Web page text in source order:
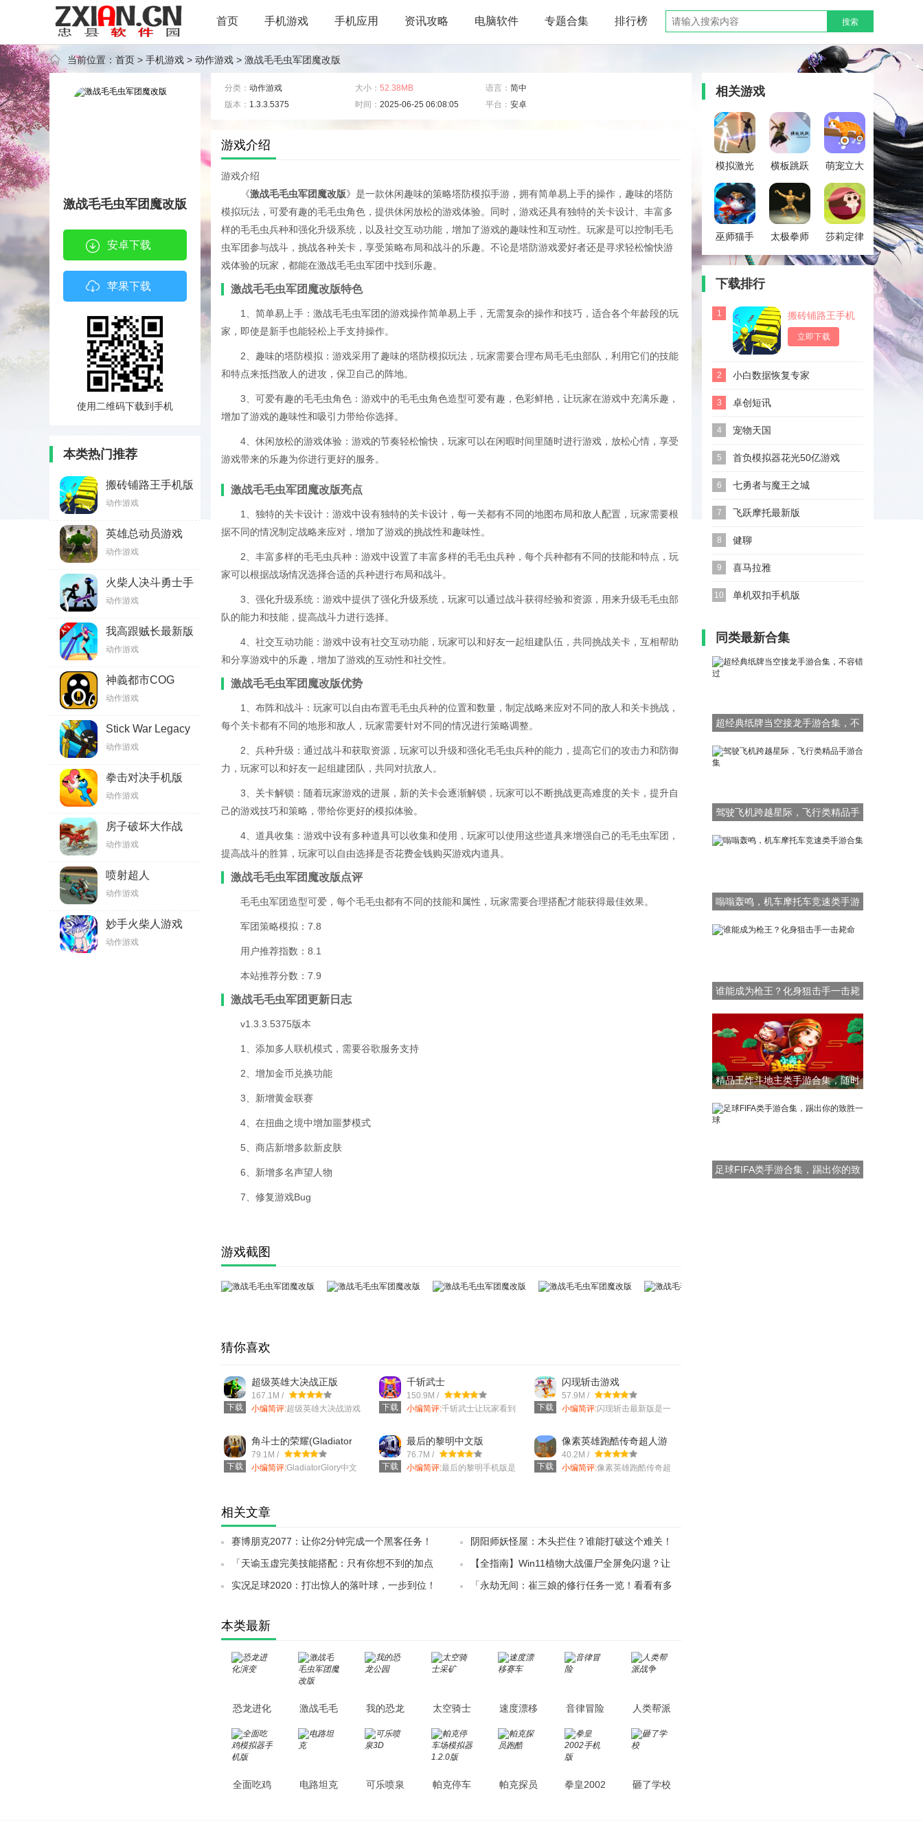
首页 手机游戏 手机应用 资讯攻略 电脑软件 专题合集 排行榜 搜索
当前位置： 首页 > 手机游戏 > 动作游戏 > 激战毛毛虫军团魔改版
激战毛毛虫军团魔改版
安卓下载
苹果下载
使用二维码下载到手机
本类热门推荐
搬砖铺路王手机版
动作游戏
英雄总动员游戏
动作游戏
火柴人决斗勇士手
游正版
动作游戏
我高跟贼长最新版
动作游戏
神義都市COG
动作游戏
Stick War Legacy
魔改版
动作游戏
拳击对决手机版
动作游戏
房子破坏大作战
动作游戏
喷射超人
动作游戏
妙手火柴人游戏
动作游戏
分类： 动作游戏 大小： 52.38MB 语言： 简中
版本： 1.3.3.5375 时间： 2025-06-25 06:08:05 平台： 安卓
游戏介绍
游戏介绍
《激战毛毛虫军团魔改版》是一款休闲趣味的策略塔防模拟手游，拥有简单易上手的操作，趣味的塔防
模拟玩法，可爱有趣的毛毛虫角色，提供休闲放松的游戏体验。同时，游戏还具有独特的关卡设计、丰富多
样的毛毛虫兵种和强化升级系统，以及社交互动功能，增加了游戏的趣味性和互动性。玩家是可以控制毛毛
虫军团参与战斗，挑战各种关卡，享受策略布局和战斗的乐趣。不论是塔防游戏爱好者还是寻求轻松愉快游
戏体验的玩家，都能在激战毛毛虫军团中找到乐趣。
激战毛毛虫军团魔改版特色
1、简单易上手：激战毛毛虫军团的游戏操作简单易上手，无需复杂的操作和技巧，适合各个年龄段的玩
家，即使是新手也能轻松上手支持操作。
2、趣味的塔防模拟：游戏采用了趣味的塔防模拟玩法，玩家需要合理布局毛毛虫部队，利用它们的技能
和特点来抵挡敌人的进攻，保卫自己的阵地。
3、可爱有趣的毛毛虫角色：游戏中的毛毛虫角色造型可爱有趣，色彩鲜艳，让玩家在游戏中充满乐趣，
增加了游戏的趣味性和吸引力带给你选择。
4、休闲放松的游戏体验：游戏的节奏轻松愉快，玩家可以在闲暇时间里随时进行游戏，放松心情，享受
游戏带来的乐趣为你进行更好的服务。
激战毛毛虫军团魔改版亮点
1、独特的关卡设计：游戏中设有独特的关卡设计，每一关都有不同的地图布局和敌人配置，玩家需要根
据不同的情况制定战略来应对，增加了游戏的挑战性和趣味性。
2、丰富多样的毛毛虫兵种：游戏中设置了丰富多样的毛毛虫兵种，每个兵种都有不同的技能和特点，玩
家可以根据战场情况选择合适的兵种进行布局和战斗。
3、强化升级系统：游戏中提供了强化升级系统，玩家可以通过战斗获得经验和资源，用来升级毛毛虫部
队的能力和技能，提高战斗力进行选择。
4、社交互动功能：游戏中设有社交互动功能，玩家可以和好友一起组建队伍，共同挑战关卡，互相帮助
和分享游戏中的乐趣，增加了游戏的互动性和社交性。
激战毛毛虫军团魔改版优势
1、布阵和战斗：玩家可以自由布置毛毛虫兵种的位置和数量，制定战略来应对不同的敌人和关卡挑战，
每个关卡都有不同的地形和敌人，玩家需要针对不同的情况进行策略调整。
2、兵种升级：通过战斗和获取资源，玩家可以升级和强化毛毛虫兵种的能力，提高它们的攻击力和防御
力，玩家可以和好友一起组建团队，共同对抗敌人。
3、关卡解锁：随着玩家游戏的进展，新的关卡会逐渐解锁，玩家可以不断挑战更高难度的关卡，提升自
己的游戏技巧和策略，带给你更好的模拟体验。
4、道具收集：游戏中设有多种道具可以收集和使用，玩家可以使用这些道具来增强自己的毛毛虫军团，
提高战斗的胜算，玩家可以自由选择是否花费金钱购买游戏内道具。
激战毛毛虫军团魔改版点评
毛毛虫军团造型可爱，每个毛毛虫都有不同的技能和属性，玩家需要合理搭配才能获得最佳效果。
军团策略模拟：7.8
用户推荐指数：8.1
本站推荐分数：7.9
激战毛毛虫军团更新日志
v1.3.3.5375版本
1、添加多人联机模式，需要谷歌服务支持
2、增加金币兑换功能
3、新增黄金联赛
4、在扭曲之境中增加噩梦模式
5、商店新增多款新皮肤
6、新增多名声望人物
7、修复游戏Bug
游戏截图
猜你喜欢
下载
超级英雄大决战正版
167.1M /
小编简评:超级英雄大决战游戏
下载
千斩武士
150.9M /
小编简评:千斩武士让玩家看到
下载
闪现斩击游戏
57.9M /
小编简评:闪现斩击最新版是一
下载
角斗士的荣耀(Gladiator
Glory)
79.1M /
小编简评:GladiatorGlory中文
下载
最后的黎明中文版
76.7M /
小编简评:最后的黎明手机版是
下载
像素英雄跑酷传奇超人游
戏
40.2M /
小编简评:像素英雄跑酷传奇超
相关文章
赛博朋克2077：让你2分钟完成一个黑客任务！
你敢尝试吗？
阴阳师妖怪屋：木头拦住？谁能打破这个难关！
「天谕玉虚完美技能搭配：只有你想不到的加点
推荐！」
【全指南】Win11植物大战僵尸全屏免闪退？让
你攻略植物大战僵尸！
实况足球2020：打出惊人的落叶球，一步到位！ 「永劫无间：崔三娘的修行任务一览！看看有多
本类最新
恐龙进化
激战毛毛
虫军团魔
我的恐龙
太空骑士
速度漂移
音律冒险
人类帮派
全面吃鸡
电路坦克
可乐喷泉
帕克停车
帕克探员
拳皇2002
砸了学校
相关游戏
模拟激光
剑游戏
横板跳跃
2官方版
萌宠立大
功最新版
巫师猫手
游最新版
Cat)
太极拳师
父手机版
莎莉定律
中文版
下载排行
1
搬砖铺路王手机
版
立即下载
2 小白数据恢复专家
3 卓创短讯
4 宠物天国
5 首负模拟器花光50亿游戏
6 七勇者与魔王之城
7 飞跃摩托最新版
8 健聊
9 喜马拉雅
10 单机双扣手机版
同类最新合集
超经典纸牌当空接龙手游合集，不
驾驶飞机跨越星际，飞行类精品手
嗡嗡轰鸣，机车摩托车竞速类手游
谁能成为枪王？化身狙击手一击毙
精品王炸斗地主类手游合集，随时
足球FIFA类手游合集，踢出你的致